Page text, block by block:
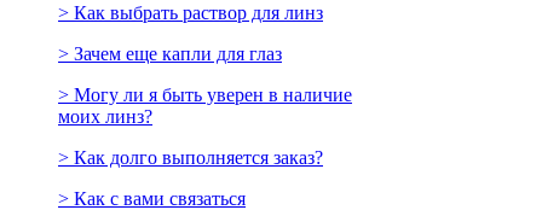
> Как выбрать раствор для линз
> Зачем еще капли для глаз
> Могу ли я быть уверен в наличие
моих линз?
> Как долго выполняется заказ?
> Как с вами связаться